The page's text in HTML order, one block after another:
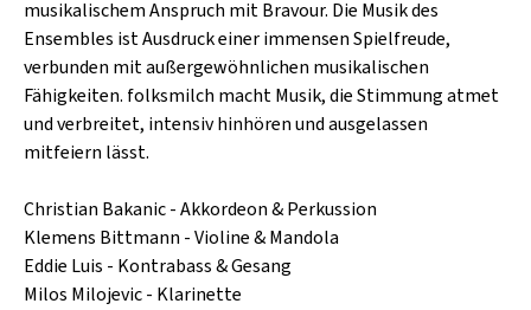
CAFÉ WOLF
POSTGARAGE
KUNSTGARTEN
GOLD & PECH THEATER
HARD & HEAVY
SINGER-SONGWRITER
VOLKSMUSIK
KULTURLAND STEIERMARK
musikalischem Anspruch mit Bravour. Die Musik des
Ensembles ist Ausdruck einer immensen Spielfreude,
verbunden mit außergewöhnlichen musikalischen
Fähigkeiten. folksmilch macht Musik, die Stimmung atmet
und verbreitet, intensiv hinhören und ausgelassen
mitfeiern lässt.
Christian Bakanic - Akkordeon & Perkussion
Klemens Bittmann - Violine & Mandola
Eddie Luis - Kontrabass & Gesang
Milos Milojevic - Klarinette